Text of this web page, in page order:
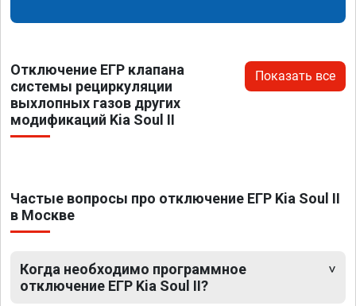
Отключение ЕГР клапана
системы рециркуляции
выхлопных газов других
модификаций Kia Soul II
Показать все
Частые вопросы про отключение ЕГР Kia Soul II
в Москве
Когда необходимо программное
отключение ЕГР Kia Soul II?